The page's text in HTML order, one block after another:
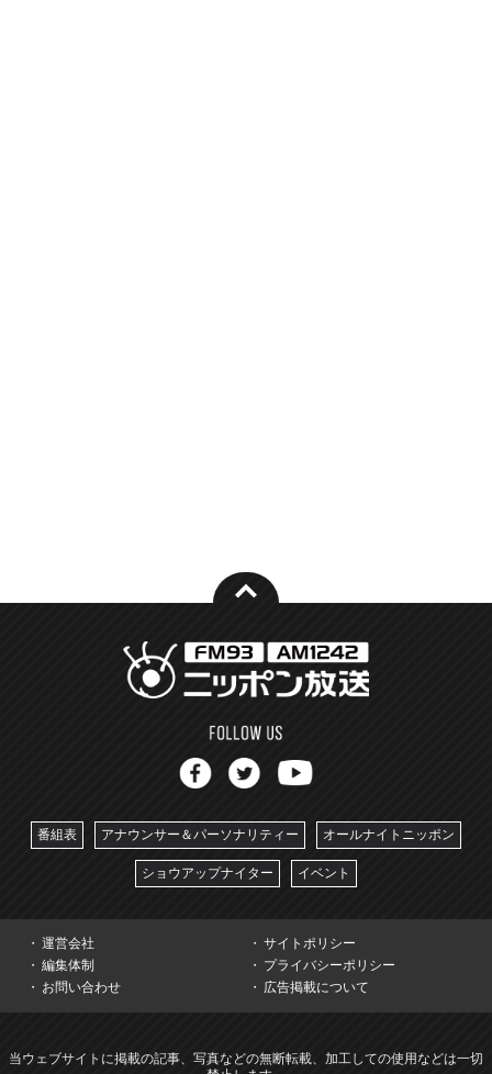
番組表 アナウンサー＆パーソナリティー オールナイトニッポン
ショウアップナイター イベント
運営会社
サイトポリシー
編集体制
プライバシーポリシー
お問い合わせ
広告掲載について
当ウェブサイトに掲載の記事、写真などの無断転載、加工しての使用などは一切